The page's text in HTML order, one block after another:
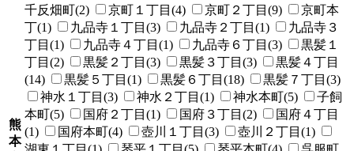
熊
本
千反畑町(2)
京町１丁目(4) 京町２丁目(9)
京町本
丁(1)
九品寺１丁目(3) 九品寺２丁目(1)
九品寺３
丁目(1)
九品寺４丁目(1) 九品寺６丁目(3)
黒髪１
丁目(2)
黒髪２丁目(3) 黒髪３丁目(3)
黒髪４丁目
(14)
黒髪５丁目(1) 黒髪６丁目(18)
黒髪７丁目(3)
神水１丁目(3)
神水２丁目(1) 神水本町(5)
子飼
本町(5)
国府２丁目(1) 国府３丁目(2)
国府４丁目
(1)
国府本町(4) 壺川１丁目(3)
壺川２丁目(1)